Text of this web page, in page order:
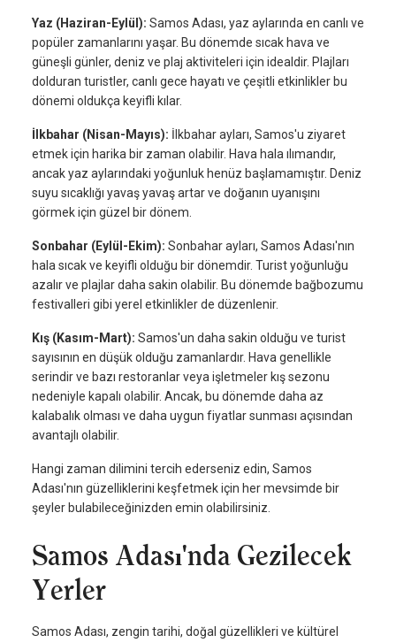
Yaz (Haziran-Eylül): Samos Adası, yaz aylarında en canlı ve
popüler zamanlarını yaşar. Bu dönemde sıcak hava ve
güneşli günler, deniz ve plaj aktiviteleri için idealdir. Plajları
dolduran turistler, canlı gece hayatı ve çeşitli etkinlikler bu
dönemi oldukça keyifli kılar.
İlkbahar (Nisan-Mayıs): İlkbahar ayları, Samos'u ziyaret
etmek için harika bir zaman olabilir. Hava hala ılımandır,
ancak yaz aylarındaki yoğunluk henüz başlamamıştır. Deniz
suyu sıcaklığı yavaş yavaş artar ve doğanın uyanışını
görmek için güzel bir dönem.
Sonbahar (Eylül-Ekim): Sonbahar ayları, Samos Adası'nın
hala sıcak ve keyifli olduğu bir dönemdir. Turist yoğunluğu
azalır ve plajlar daha sakin olabilir. Bu dönemde bağbozumu
festivalleri gibi yerel etkinlikler de düzenlenir.
Kış (Kasım-Mart): Samos'un daha sakin olduğu ve turist
sayısının en düşük olduğu zamanlardır. Hava genellikle
serindir ve bazı restoranlar veya işletmeler kış sezonu
nedeniyle kapalı olabilir. Ancak, bu dönemde daha az
kalabalık olması ve daha uygun fiyatlar sunması açısından
avantajlı olabilir.
Hangi zaman dilimini tercih ederseniz edin, Samos
Adası'nın güzelliklerini keşfetmek için her mevsimde bir
şeyler bulabileceğinizden emin olabilirsiniz.
Samos Adası'nda Gezilecek
Yerler
Samos Adası, zengin tarihi, doğal güzellikleri ve kültürel